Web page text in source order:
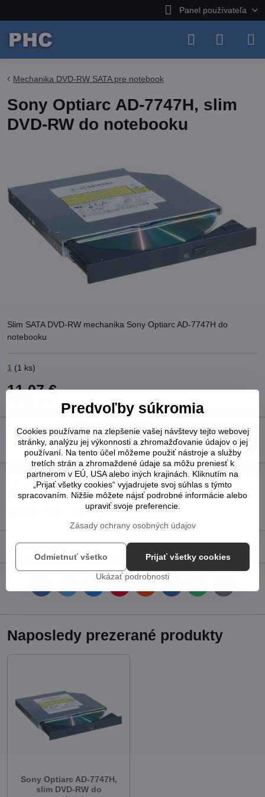
Panel používateľa
Mechanika DVD-RW SATA pre notebook
Sony Optiarc AD-7747H, slim
DVD-RW do notebooku
Slim SATA DVD-RW mechanika Sony Optiarc AD-7747H do
notebooku
1 (1 ks)
11,07 €
Do košíka
Pridať k Obľúbeným Otázka k produktu
Strážny pes
Doručenia
Sony Optiarc
Diskusia
FacebookTwitterBlueskyPinterestRedditLinkedInWhatsApp
E-
mail
Naposledy prezerané produkty
Sony Optiarc AD-7747H,
slim DVD-RW do
Predvoľby súkromia
Cookies používame na zlepšenie vašej návštevy tejto webovej
stránky, analýzu jej výkonnosti a zhromažďovanie údajov o jej
používaní. Na tento účel môžeme použiť nástroje a služby
tretích strán a zhromaždené údaje sa môžu preniesť k
partnerom v EÚ, USA alebo iných krajinách. Kliknutím na
„Prijať všetky cookies“ vyjadrujete svoj súhlas s týmto
spracovaním. Nižšie môžete nájsť podrobné informácie alebo
upraviť svoje preferencie.
Zásady ochrany osobných údajov
Ukázať podrobnosti
Prijať všetky cookies
Odmietnuť všetko